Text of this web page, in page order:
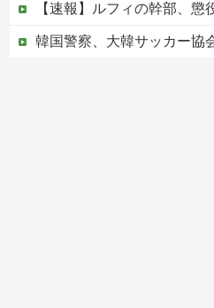
【速報】ルフィの幹部、懲役20年に決
韓国警察、大韓サッカー協会を